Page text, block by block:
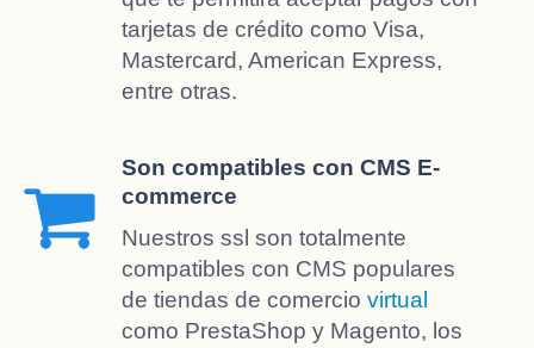
tarjetas de crédito como Visa,
Mastercard, American Express,
entre otras.
Son compatibles con CMS E-
commerce
Nuestros ssl son totalmente
compatibles con CMS populares
de tiendas de comercio virtual
como PrestaShop y Magento, los